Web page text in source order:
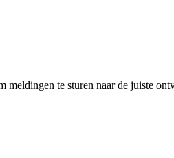
te sturen naar de juiste